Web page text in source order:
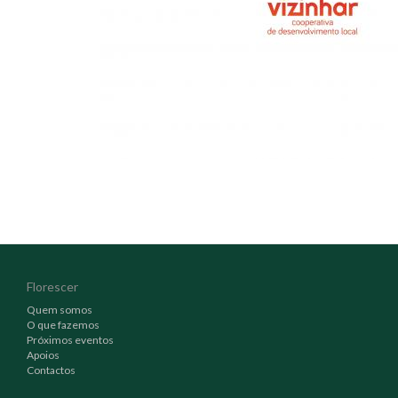
Florescer
Quem somos
O que fazemos
Próximos eventos
Apoios
Contactos